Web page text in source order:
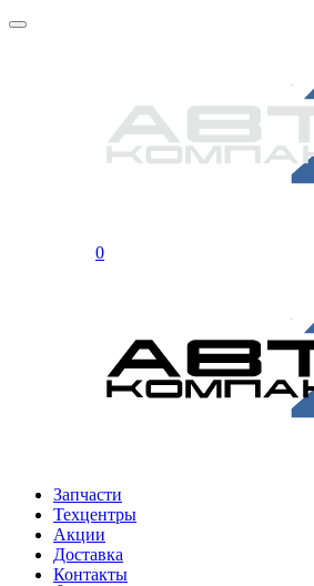
0
Запчасти
Техцентры
Акции
Доставка
Контакты